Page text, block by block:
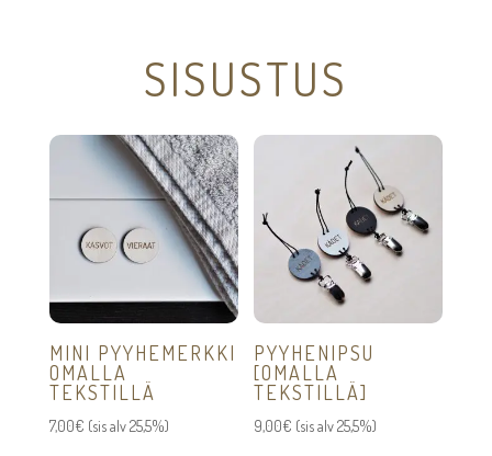
SISUSTUS
MINI PYYHEMERKKI
OMALLA
TEKSTILLÄ
7,00€ (sis alv 25,5%)
PYYHENIPSU
[OMALLA
TEKSTILLÄ]
9,00€ (sis alv 25,5%)